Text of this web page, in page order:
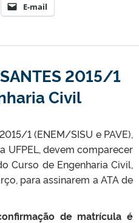
E-mail
2015/1
Civil
1 (ENEM/SISU e PAVE),
UFPEL, devem comparecer
Curso de Engenharia Civil,
para assinarem a ATA de
de matrícula é